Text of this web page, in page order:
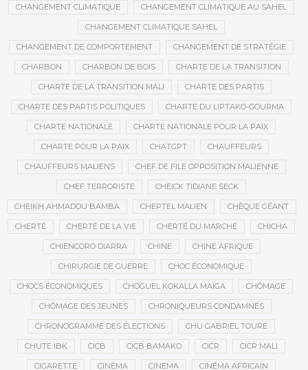
CHANGEMENT CLIMATIQUE CHANGEMENT CLIMATIQUE AU SAHEL
CHANGEMENT CLIMATIQUE SAHEL
CHANGEMENT DE COMPORTEMENT CHANGEMENT DE STRATÉGIE
CHARBON CHARBON DE BOIS CHARTE DE LA TRANSITION
CHARTE DE LA TRANSITION MALI CHARTE DES PARTIS
CHARTE DES PARTIS POLITIQUES CHARTE DU LIPTAKO-GOURMA
CHARTE NATIONALE CHARTE NATIONALE POUR LA PAIX
CHARTE POUR LA PAIX CHATGPT CHAUFFEURS
CHAUFFEURS MALIENS CHEF DE FILE OPPOSITION MALIENNE
CHEF TERRORISTE CHEICK TIDIANE SECK
CHEIKH AHMADOU BAMBA CHEPTEL MALIEN CHÈQUE GÉANT
CHERTÉ CHERTÉ DE LA VIE CHERTÉ DU MARCHÉ CHICHA
CHIENCORO DIARRA CHINE CHINE AFRIQUE
CHIRURGIE DE GUERRE CHOC ÉCONOMIQUE
CHOCS ÉCONOMIQUES CHOGUEL KOKALLA MAÏGA CHÔMAGE
CHÔMAGE DES JEUNES CHRONIQUEURS CONDAMNÉS
CHRONOGRAMME DES ÉLECTIONS CHU GABRIEL TOURÉ
CHUTE IBK CICB CICB BAMAKO CICR CICR MALI
CIGARETTE CINÉMA CINEMA CINÉMA AFRICAIN